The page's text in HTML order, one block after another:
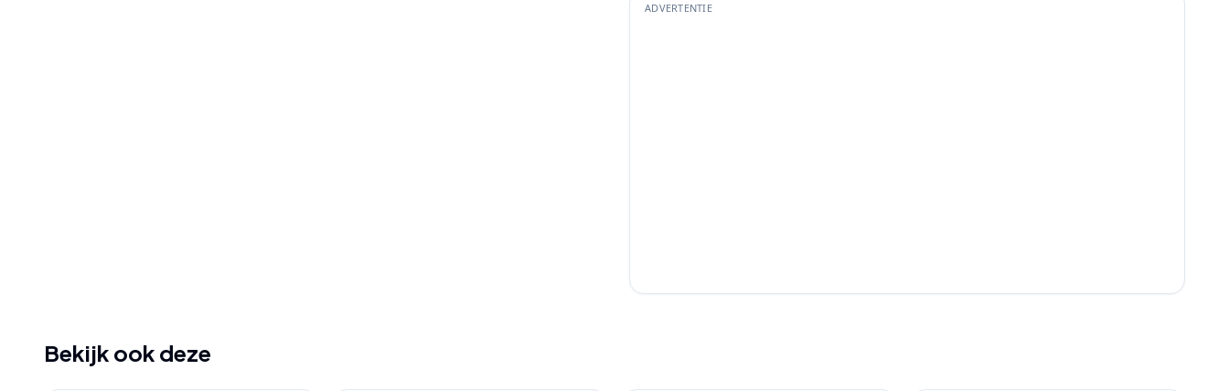
ADVERTENTIE
Bekijk ook deze